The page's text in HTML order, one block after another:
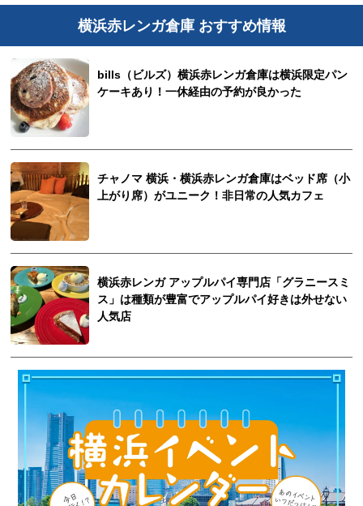
横浜赤レンガ倉庫 おすすめ情報
bills（ビルズ）横浜赤レンガ倉庫は横浜限定パン
ケーキあり！一休経由の予約が良かった
チャノマ 横浜・横浜赤レンガ倉庫はベッド席（小
上がり席）がユニーク！非日常の人気カフェ
横浜赤レンガ アップルパイ専門店「グラニースミ
ス」は種類が豊富でアップルパイ好きは外せない
人気店